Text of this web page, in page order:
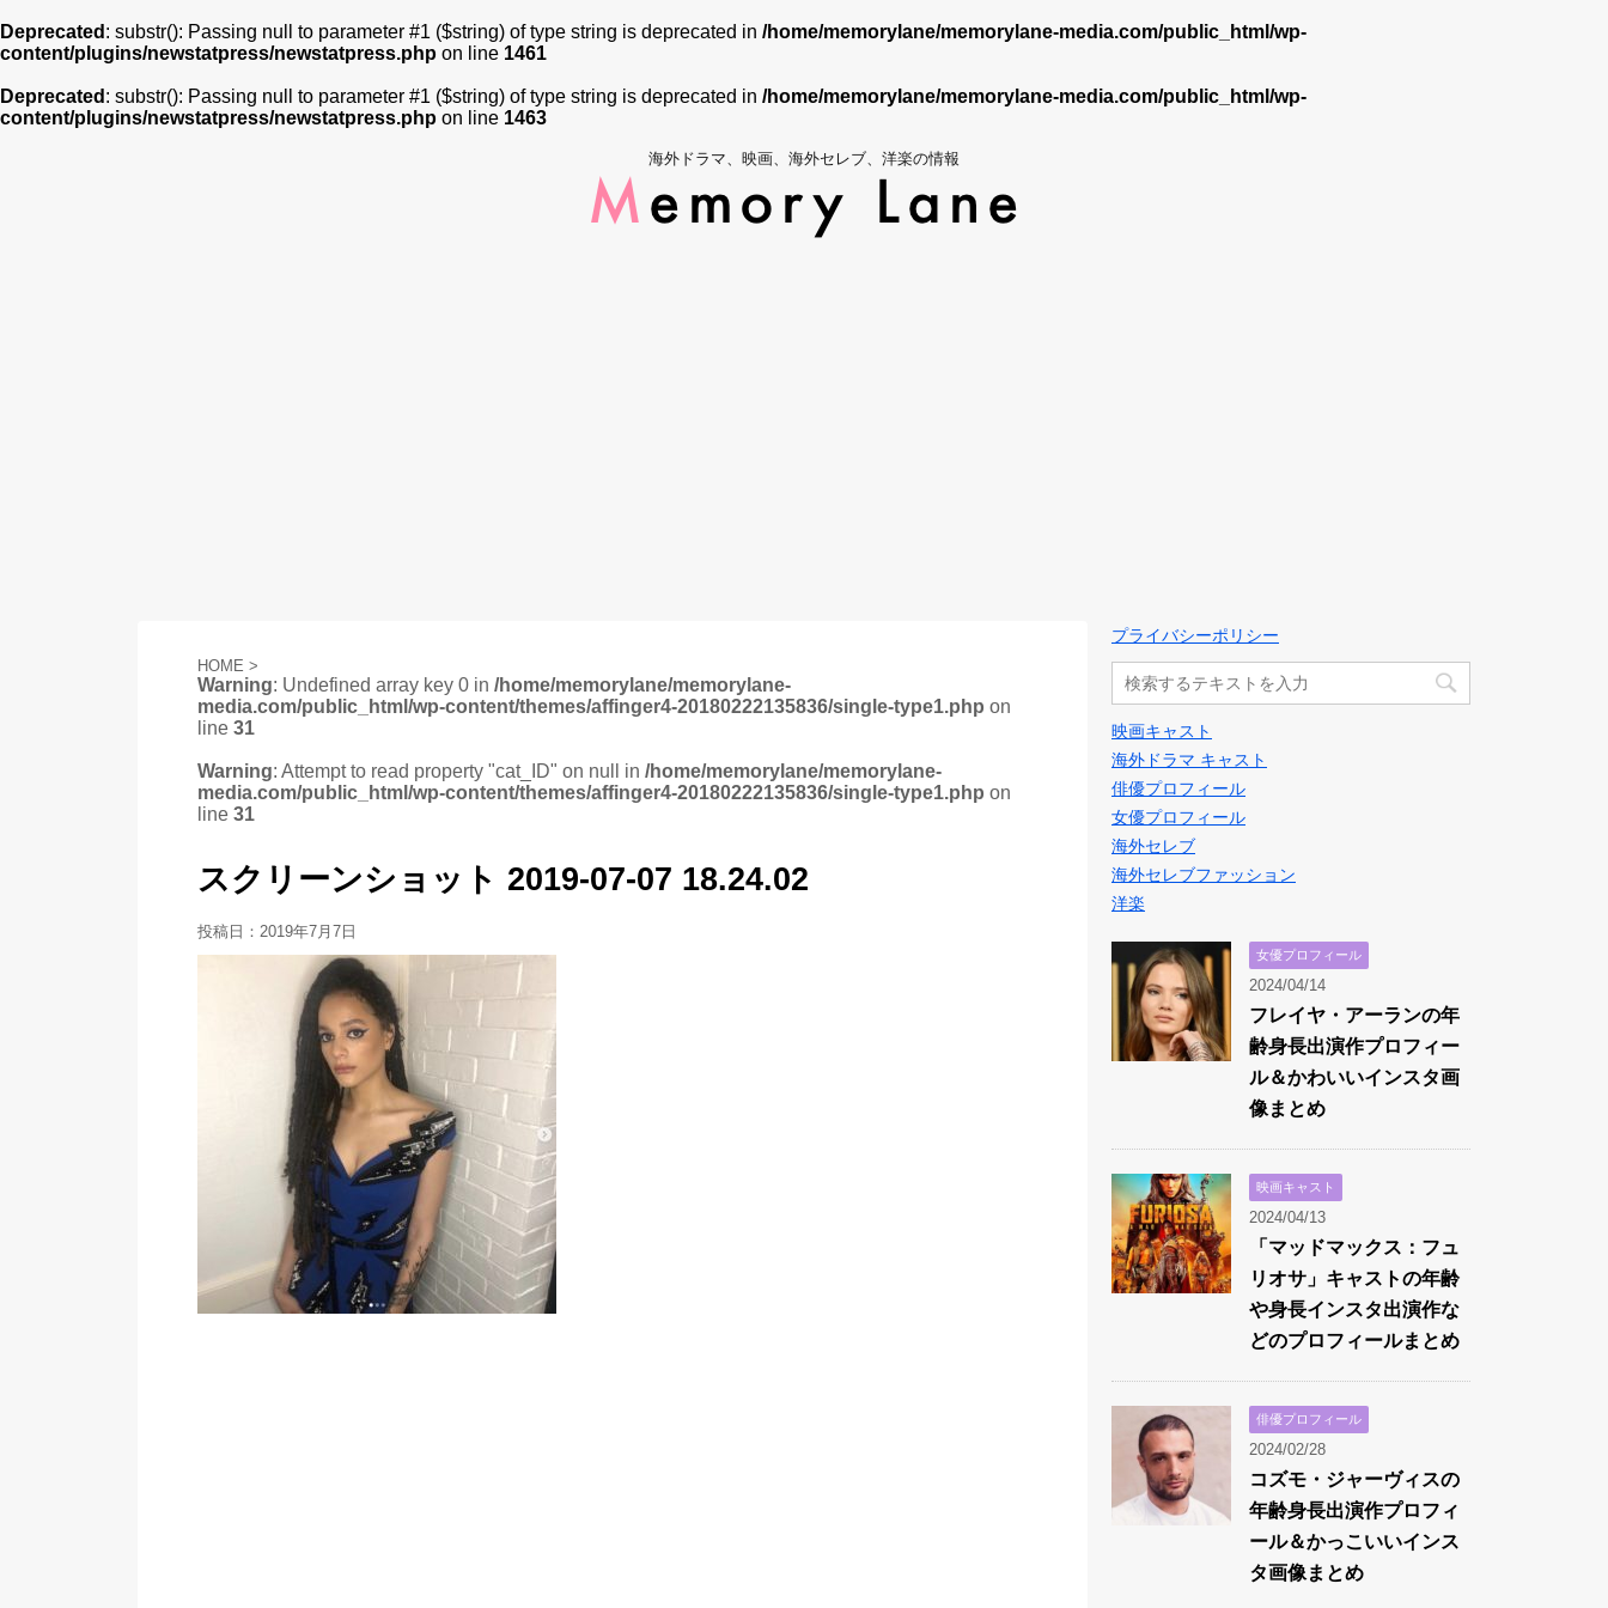
Deprecated : substr(): Passing null to parameter #1 ($string) of type string is deprecated in /home/memorylane/memorylane-media.com/public_html/wp-
content/plugins/newstatpress/newstatpress.php on line 1461
Deprecated : substr(): Passing null to parameter #1 ($string) of type string is deprecated in /home/memorylane/memorylane-media.com/public_html/wp-
content/plugins/newstatpress/newstatpress.php on line 1463
海外ドラマ、映画、海外セレブ、洋楽の情報
HOME >
Warning: Undefined array key 0 in /home/memorylane/memorylane-
media.com/public_html/wp-content/themes/affinger4-20180222135836/single-type1.php on
line 31
Warning: Attempt to read property "cat_ID" on null in /home/memorylane/memorylane-
media.com/public_html/wp-content/themes/affinger4-20180222135836/single-type1.php on
line 31
スクリーンショット 2019-07-07 18.24.02
投稿日： 2019年7月7日
プライバシーポリシー
映画キャスト
海外ドラマ キャスト
俳優プロフィール
女優プロフィール
海外セレブ
海外セレブファッション
洋楽
女優プロフィール
2024/04/14
フレイヤ・アーランの年
齢身長出演作プロフィー
ル＆かわいいインスタ画
像まとめ
映画キャスト
2024/04/13
「マッドマックス：フュ
リオサ」キャストの年齢
や身長インスタ出演作な
どのプロフィールまとめ
俳優プロフィール
2024/02/28
コズモ・ジャーヴィスの
年齢身長出演作プロフィ
ール＆かっこいいインス
タ画像まとめ